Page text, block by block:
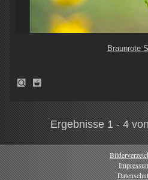
Braunrote
Ergebnisse 1 - 4